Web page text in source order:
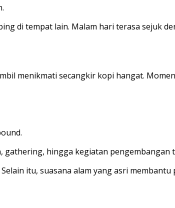
di tempat lain. Malam hari terasa sejuk
menikmati secangkir kopi hangat.
gathering, hingga kegiatan pengembangan
itu, suasana alam yang asri